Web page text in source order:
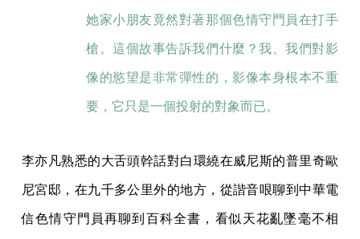
她家小朋友竟然對著那個色情守門員在打手
槍。這個故事告訴我們什麼？我、我們對影
像的慾望是非常彈性的，影像本身根本不重
要，它只是一個投射的對象而已。
李亦凡熟悉的大舌頭幹話對白環繞在威尼斯的普里奇歐
尼宮邸，在九千多公里外的地方，從諧音哏聊到中華電
信色情守門員再聊到百科全書，看似天花亂墜毫不相